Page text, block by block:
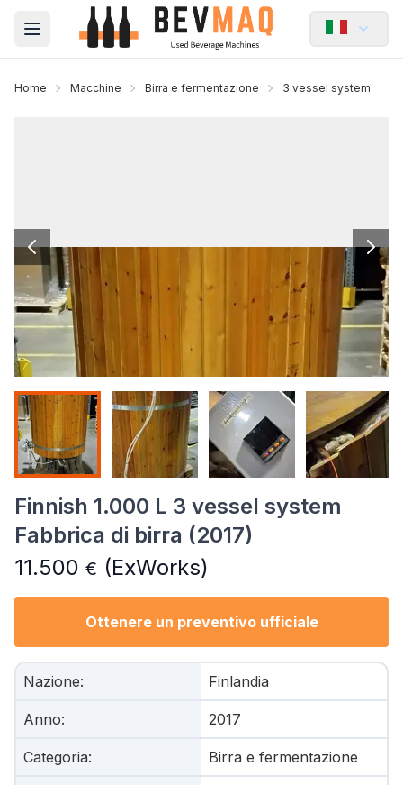
Open main menu
Home Macchine Birra e fermentazione 3 vessel system
Finnish 1.000 L 3 vessel system
Fabbrica di birra (2017)
11.500 € (ExWorks)
Ottenere un preventivo ufficiale
Nazione: Finlandia
Anno: 2017
Categoria: Birra e fermentazione